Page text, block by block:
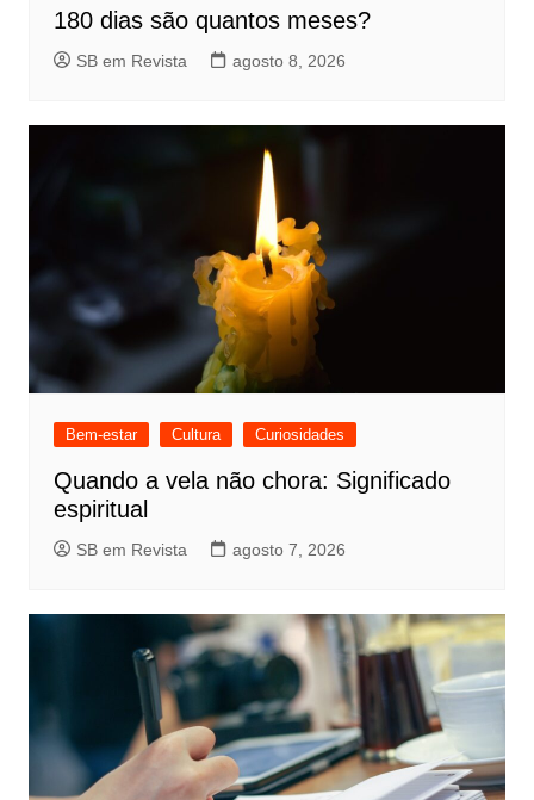
180 dias são quantos meses?
SB em Revista agosto 8, 2026
Bem-estar Cultura Curiosidades
Quando a vela não chora: Significado
espiritual
SB em Revista agosto 7, 2026